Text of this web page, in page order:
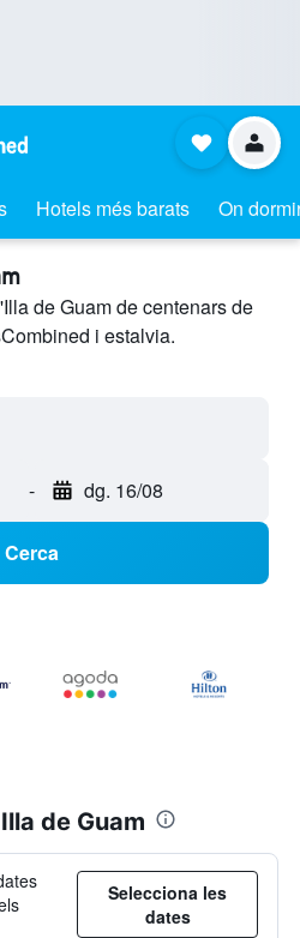
Hotels més barats On
de Guam de centenars de
i estalvia.
- dg. 16/08
Cerca
de Guam
Selecciona les
dates